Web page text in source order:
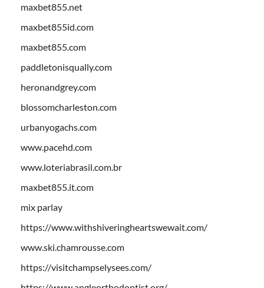
maxbet855.net
maxbet855id.com
maxbet855.com
paddletonisqually.com
heronandgrey.com
blossomcharleston.com
urbanyogachs.com
www.pacehd.com
www.loteriabrasil.com.br
maxbet855.it.com
mix parlay
https://www.withshiveringheartswewait.com/
www.ski.chamrousse.com
https://visitchampselysees.com/